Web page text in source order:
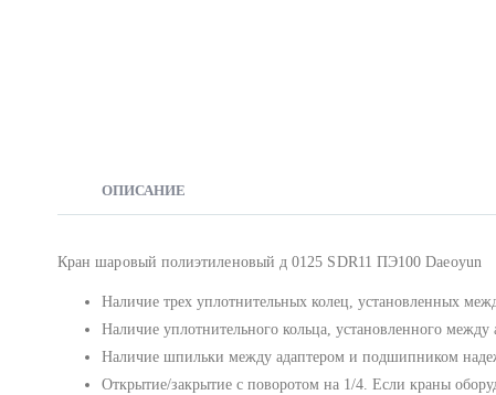
ОПИСАНИЕ
Кран шаровый полиэтиленовый д 0125 SDR11 ПЭ100 Daeoyun
Наличие трех уплотнительных колец, установленных
Наличие уплотнительного кольца, установленного
Наличие шпильки между адаптером и подшипником
Открытие/закрытие с поворотом на 1/4. Если краны